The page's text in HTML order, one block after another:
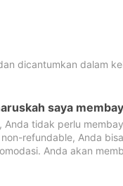
dicantumkan dalam
saya
tidak perlu
refundable, Anda
Anda akan